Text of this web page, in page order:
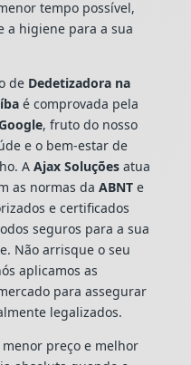
tempo possível,
a higiene para a sua
de Dedetizadora na
é comprovada pela
, fruto do nosso
e o bem-estar de
A Ajax Soluçõesatua
as normas da ABNTe
e certificados
seguros para a sua
Não arrisque o seu
aplicamos as
para assegurar
legalizados.
preço e melhor